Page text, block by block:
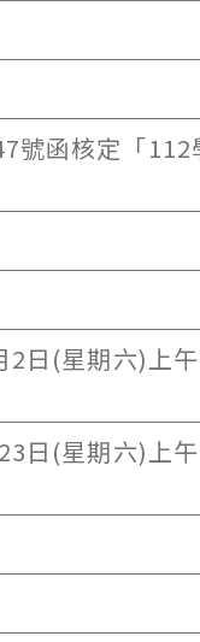
號函核定「112
2日(星期六)上
日(星期六)上